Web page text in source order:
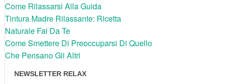
Come Rilassarsi Alla Guida
Tintura Madre Rilassante: Ricetta
Naturale Fai Da Te
Come Smettere Di Preoccuparsi Di Quello
Che Pensano Gli Altri
NEWSLETTER RELAX